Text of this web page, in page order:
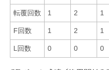
転覆回数 1 2 1
F回数 1 2 1
L回数 0 0 0